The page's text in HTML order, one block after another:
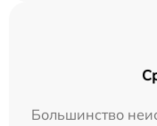
Большинство